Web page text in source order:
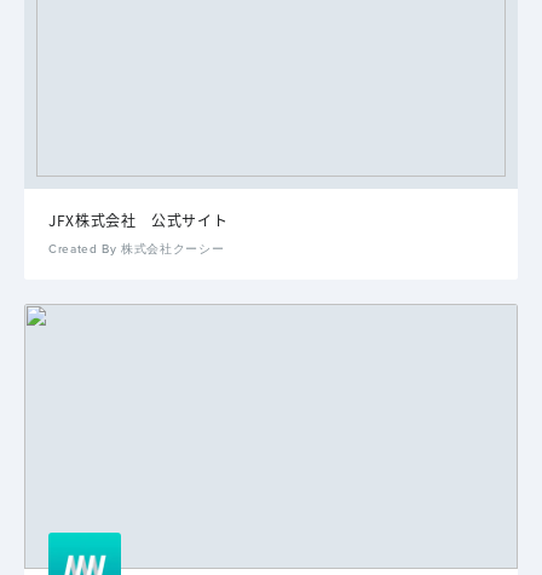
JFX株式会社 公式サイト
Created By 株式会社クーシー